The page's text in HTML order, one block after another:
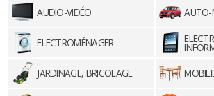
AUDIO-VIDÉO
ELECTROMÉNAGER
JARDINAGE, BRICOLAGE